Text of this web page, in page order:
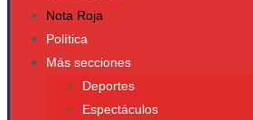
Nota Roja
Política
Más secciones
Deportes
Espectáculos